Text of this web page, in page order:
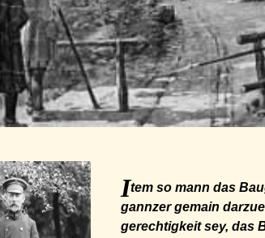
Item so mann das
gannzer gemain
gerechtigkeit sey, das